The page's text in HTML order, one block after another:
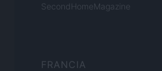
SecondHomeMagazine
FRANCIA